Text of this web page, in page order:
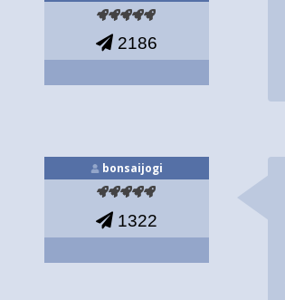
2186
bonsaijogi
1322